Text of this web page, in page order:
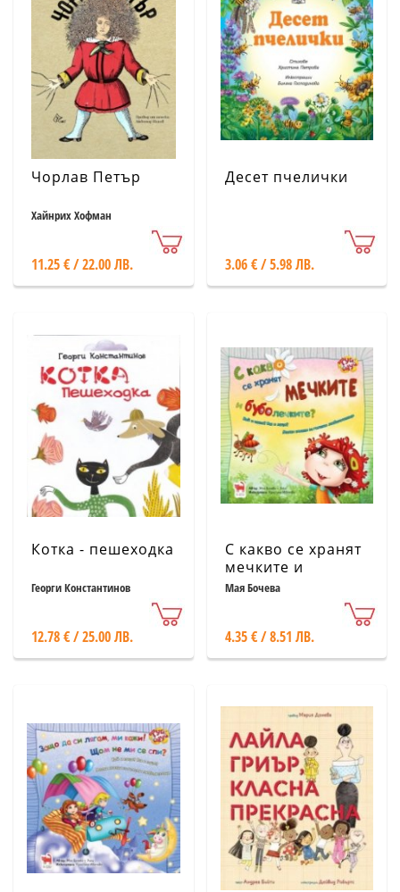
Чорлав Петър
Хайнрих Хофман
11.25 € / 22.00 ЛВ.
Десет пчелички
3.06 € / 5.98 ЛВ.
Котка - пешеходка
Георги Константинов
12.78 € / 25.00 ЛВ.
С какво се хранят
мечките и
буболечките?
Мая Бочева
4.35 € / 8.51 ЛВ.